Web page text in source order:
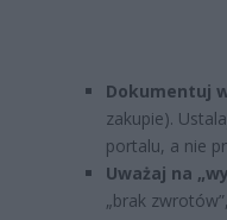
Dokumentuj
zakupie).
portalu, a nie
Uważaj na
„brak